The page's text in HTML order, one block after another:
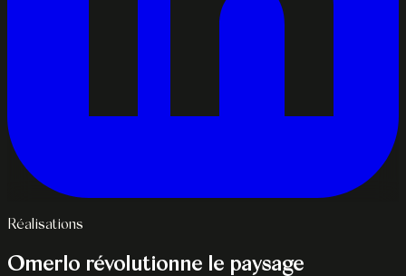
Réalisations
Omerlo révolutionne le paysage